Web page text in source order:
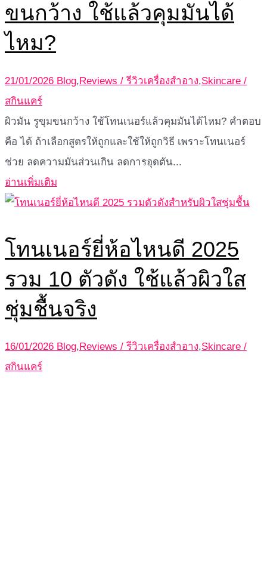
ขนกว้าง ใช้แล้วคุมมันได้
ไหม?
21/01/2026 Blog,Reviews / รีวิวเครื่องสำอาง,Skincare /
สกินแคร์
ผิวมัน รูขุมขนกว้าง ใช้โทนเนอร์แล้วคุมมันได้ไหม? คำตอบ
คือ ได้ ถ้าเลือกสูตรให้ถูกและใช้ให้ถูกวิธี เพราะโทนเนอร์
ช่วย ลดความมันส่วนเกิน ลดการอุดตัน...
อ่านเพิ่มเติม
โทนเนอร์ยี่ห้อไหนดี 2025
รวม 10 ตัวดัง ใช้แล้วผิวใส
ชุ่มชื้นจริง
16/01/2026 Blog, Reviews / รีวิวเครื่องสำอาง,Skincare /
สกินแคร์